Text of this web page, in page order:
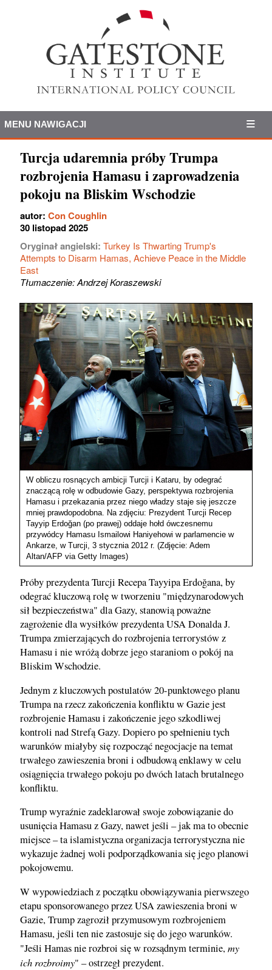
MENU NAWIGACJI
Turcja udaremnia próby Trumpa
rozbrojenia Hamasu i zaprowadzenia
pokoju na Bliskim Wschodzie
autor: Con Coughlin
30 listopad 2025
Oryginał angielski: Turkey Is Thwarting Trump's
Attempts to Disarm Hamas, Achieve Peace in the Middle
East
Tłumaczenie: Andrzej Koraszewski
W obliczu rosnących ambicji Turcji i Kataru, by odegrać
znaczącą rolę w odbudowie Gazy, perspektywa rozbrojenia
Hamasu i przekazania przez niego władzy staje się jeszcze
mniej prawdopodobna. Na zdjęciu: Prezydent Turcji Recep
Tayyip Erdoğan (po prawej) oddaje hołd ówczesnemu
przywódcy Hamasu Ismailowi ​​Haniyehowi w parlamencie w
Ankarze, w Turcji, 3 stycznia 2012 r. (Zdjęcie: Adem
Altan/AFP via Getty Images)
Próby prezydenta Turcji Recepa Tayyipa Erdoğana, by
odegrać kluczową rolę w tworzeniu "międzynarodowych
sił bezpieczeństwa" dla Gazy, stanowią poważne
zagrożenie dla wysiłków prezydenta USA Donalda J.
Trumpa zmierzających do rozbrojenia terrorystów z
Hamasu i nie wróżą dobrze jego staraniom o pokój na
Bliskim Wschodzie.
Jednym z kluczowych postulatów 20-punktowego planu
Trumpa na rzecz zakończenia konfliktu w Gazie jest
rozbrojenie Hamasu i zakończenie jego szkodliwej
kontroli nad Strefą Gazy. Dopiero po spełnieniu tych
warunków miałyby się rozpocząć negocjacje na temat
trwałego zawieszenia broni i odbudową enklawy w celu
osiągnięcia trwałego pokoju po dwóch latach brutalnego
konfliktu.
Trump wyraźnie zadeklarował swoje zobowiązanie do
usunięcia Hamasu z Gazy, nawet jeśli – jak ma to obecnie
miejsce – ta islamistyczna organizacja terrorystyczna nie
wykazuje żadnej woli podporządkowania się jego planowi
pokojowemu.
W wypowiedziach z początku obowiązywania pierwszego
etapu sponsorowanego przez USA zawieszenia broni w
Gazie, Trump zagroził przymusowym rozbrojeniem
Hamasu, jeśli ten nie zastosuje się do jego warunków.
"Jeśli Hamas nie rozbroi się w rozsądnym terminie,my
ich rozbroimy" – ostrzegł prezydent.